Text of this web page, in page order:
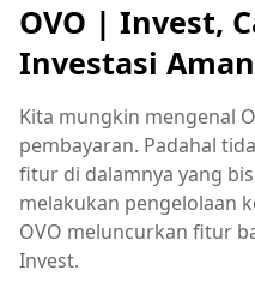
OVO | Invest,
Investasi
Kita mungkin mengenal
pembayaran. Padahal
fitur di dalamnya yang
melakukan pengelolaan
OVO meluncurkan fitur
Invest.